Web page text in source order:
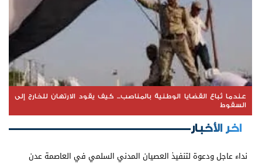
عندما تُباع القضايا الوطنية بالمناصب... كيف يقود الارتهان للخارج إلى
السقوط
اخر الأخبار
نداء عاجل ودعوة لتنفيذ العصيان المدني السلمي في العاصمة عدن